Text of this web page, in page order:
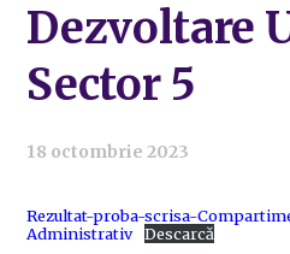
Dezvoltare
Sector 5
18 octombrie 2023
Rezultat-proba-scrisa-
Administrativ Descarcă